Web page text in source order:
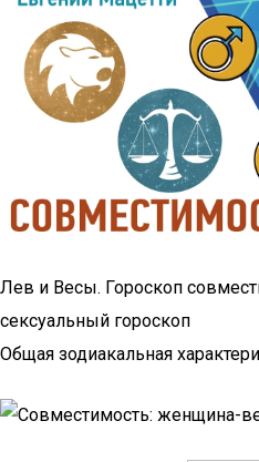
Лев и Весы. Гороскоп
сексуальный гороскоп
Общая зодиакальная